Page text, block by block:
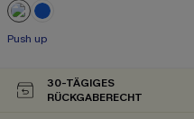
Push up
30-TÄGIGES
RÜCKGABERECHT